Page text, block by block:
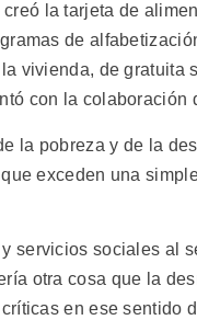
la tarjeta de
de
vivienda, de gratuita
con la colaboración
la pobreza y de la
exceden una
servicios sociales al
otra cosa que la
en ese sentido